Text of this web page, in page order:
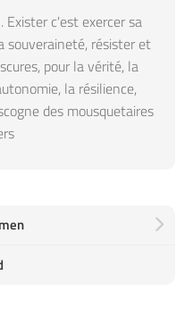
Exister c'est exercer sa
souveraineté, résister et
pour la vérité, la
la résilience,
des mousquetaires